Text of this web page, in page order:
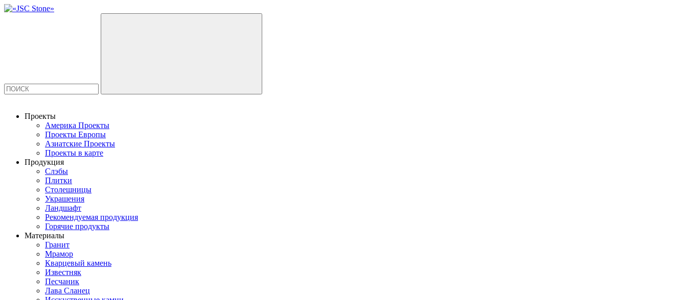
Проекты
Америка Проекты
Проекты Европы
Азиатские Проекты
Проекты в карте
Продукция
Слэбы
Плитки
Столешницы
Украшения
Ландшафт
Рекомендуемая продукция
Горячие продукты
Материалы
Гранит
Мрамор
Кварцевый камень
Известняк
Песчаник
Лава Сланец